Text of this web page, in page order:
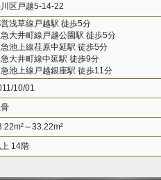
区戸越5-14-22
浅草線戸越駅 徒歩5分
大井町線戸越公園駅 徒歩5分
池上線荏原中延駅 徒歩5分
大井町線中延駅 徒歩9分
池上線戸越銀座駅 徒歩11分
10/01
～33.22m²
14階